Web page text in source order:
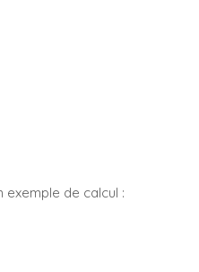
de calcul :